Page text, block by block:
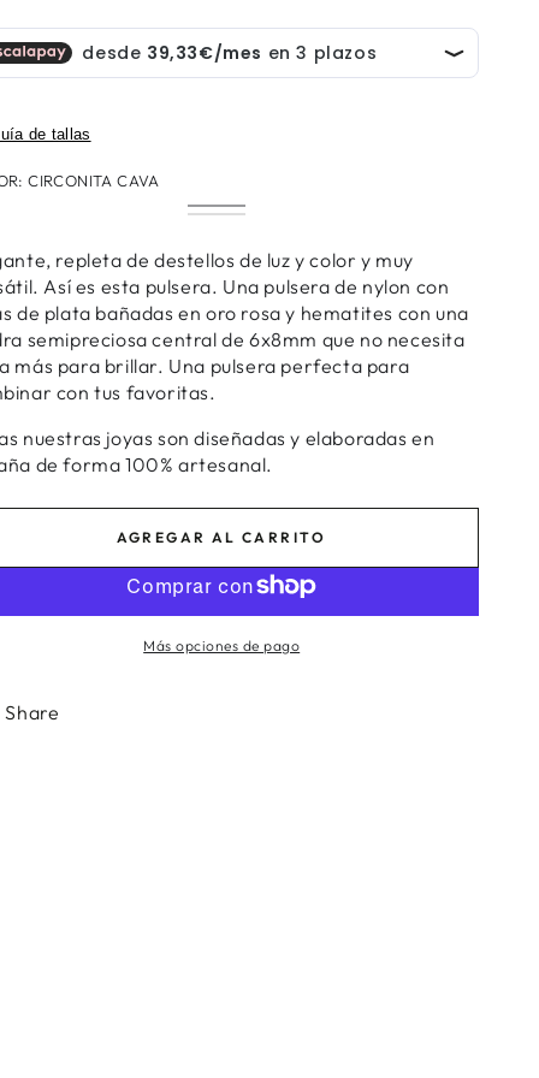
de tallas
CIRCONITA CAVA
Circonita
Variante
no
disponible
Circonita
Variante
o
no
disponible
repleta de destellos de luz y color y muy
Así es esta pulsera. Una pulsera de nylon con
de plata bañadas en oro rosa y hematites con una
semipreciosa centralde 6x8mm que no necesita
más para brillar. Una pulsera perfecta para
con tus favoritas.
nuestras joyas son diseñadas y elaboradas en
de forma 100% artesanal.
AGREGAR AL CARRITO
Más opciones de pago
Share